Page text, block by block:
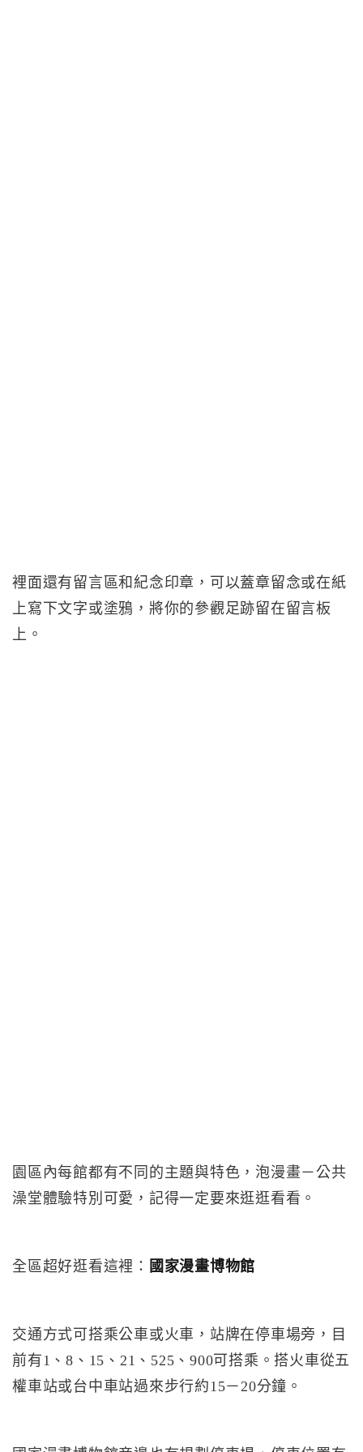
裡面還有留言區和紀念印章，可以蓋章留念或在紙
上寫下文字或塗鴉，將你的參觀足跡留在留言板
上。
園區內每館都有不同的主題與特色，泡漫畫－公共
澡堂體驗特別可愛，記得一定要來逛逛看看。
全區超好逛看這裡： 國家漫畫博物館
交通方式可搭乘公車或火車，站牌在停車場旁，目
前有1、8、15、21、525、900可搭乘。搭火車從五
權車站或台中車站過來步行約15－20分鐘。